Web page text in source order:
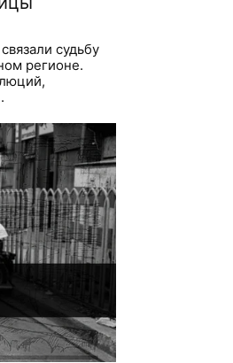
судьбу
регионе.